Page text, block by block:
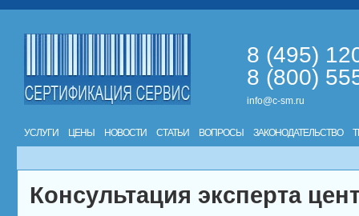
8 (495)
8 (800)
info@c-sm.ru
УСЛУГИ ЦЕНЫ НОВОСТИ СТАТЬИ ВОПРОСЫ ЗАКОНОДАТЕЛЬСТВО
Консультация эксперта